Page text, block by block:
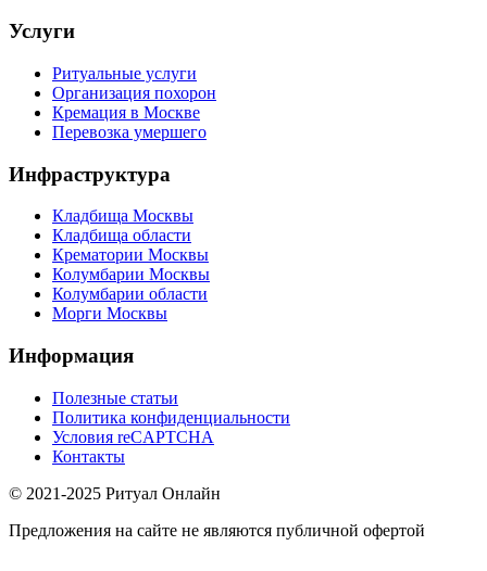
Услуги
Ритуальные услуги
Организация похорон
Кремация в Москве
Перевозка умершего
Инфраструктура
Кладбища Москвы
Кладбища области
Крематории Москвы
Колумбарии Москвы
Колумбарии области
Морги Москвы
Информация
Полезные статьи
Политика конфиденциальности
Условия reCAPTCHA
Контакты
© 2021-2025 Ритуал Онлайн
Предложения на сайте не являются публичной офертой